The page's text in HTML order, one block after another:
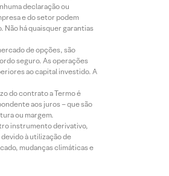
declaração ou
e do setor podem
Não há quaisquer garantias
de opções, são
seguro. As operações
ao capital investido. A
do contrato a Termo é
aos juros – que são
ou margem.
instrumento derivativo,
à utilização de
mudanças climáticas e